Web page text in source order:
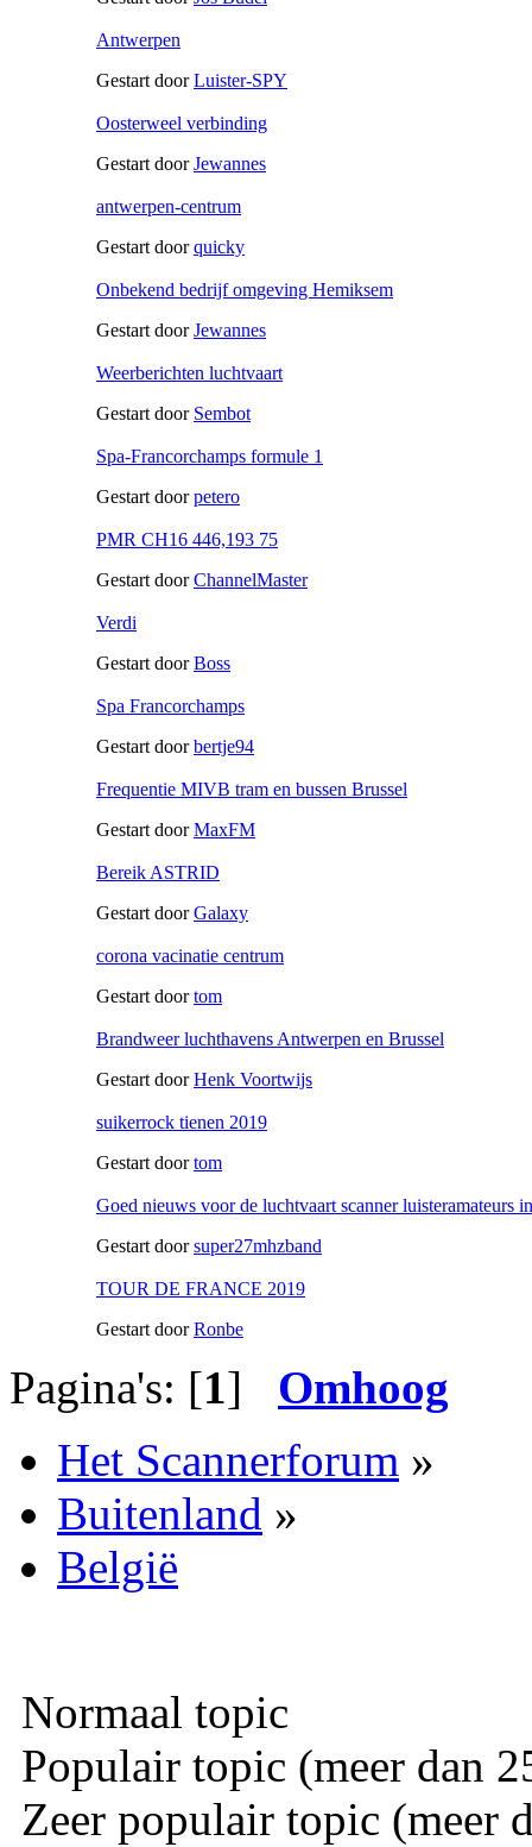
Antwerpen
Gestart doorLuister-SPY
Oosterweel verbinding
Gestart doorJewannes
antwerpen-centrum
Gestart doorquicky
Onbekend bedrijf omgeving Hemiksem
Gestart doorJewannes
Weerberichten luchtvaart
Gestart door Sembot
Spa-Francorchamps formule 1
Gestart doorpetero
PMR CH16 446,193 75
Gestart doorChannelMaster
Verdi
Gestart doorBoss
Spa Francorchamps
Gestart doorbertje94
Frequentie MIVB tram en bussen Brussel
Gestart doorMaxFM
Bereik ASTRID
Gestart doorGalaxy
corona vacinatie centrum
Gestart doortom
Brandweer luchthavens Antwerpen en Brussel
Gestart doorHenk Voortwijs
suikerrock tienen 2019
Gestart doortom
Goed nieuws voor de luchtvaart scanner luisteramateurs
Gestart doorsuper27mhzband
TOUR DE FRANCE 2019
Gestart doorRonbe
Pagina's: [1] Omhoog
Het Scannerforum »
Buitenland »
België
Normaal topic
Populair topic (meer dan
Zeer populair topic (meer